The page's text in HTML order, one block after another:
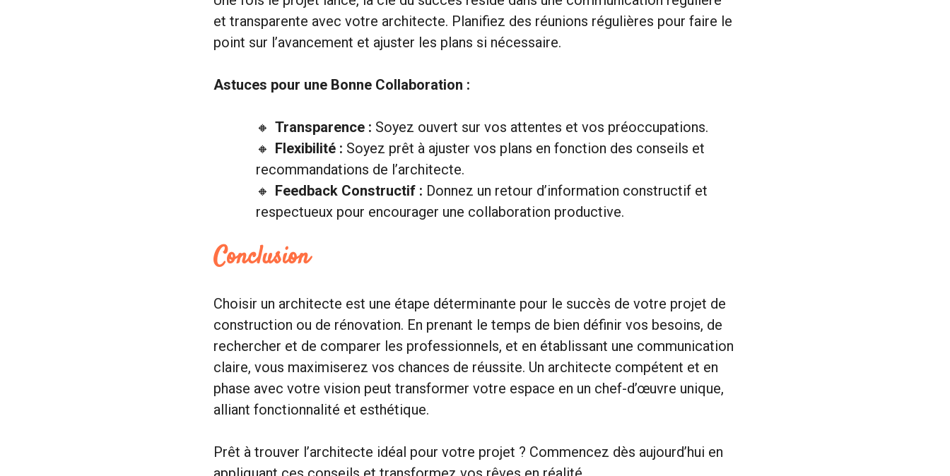
et transparente avec votre architecte. Planifiez des réunions régulières pour faire le
point sur l’avancement et ajuster les plans si nécessaire.
Astuces pour une Bonne Collaboration :
Transparence : Soyez ouvert sur vos attentes et vos préoccupations.
Flexibilité : Soyez prêt à ajuster vos plans en fonction des conseils et
recommandations de l’architecte.
Feedback Constructif : Donnez un retour d’information constructif et
respectueux pour encourager une collaboration productive.
Conclusion
Choisir un architecte est une étape déterminante pour le succès de votre projet de
construction ou de rénovation. En prenant le temps de bien définir vos besoins, de
rechercher et de comparer les professionnels, et en établissant une communication
claire, vous maximiserez vos chances de réussite. Un architecte compétent et en
phase avec votre vision peut transformer votre espace en un chef-d’œuvre unique,
alliant fonctionnalité et esthétique.
Prêt à trouver l’architecte idéal pour votre projet ? Commencez dès aujourd’hui en